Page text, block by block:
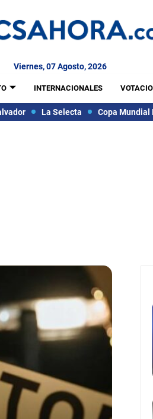
Viernes, 07 Agosto, 2026
INTERNACIONALES
La Selecta Copa Mundial